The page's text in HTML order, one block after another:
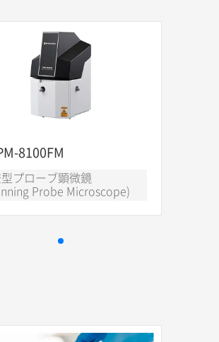
8100FM
型プローブ顕微鏡
Probe Microscope)